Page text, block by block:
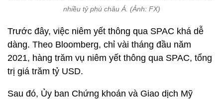
nhiều tỷ phú châu Á. (Ảnh: FX)
Trước đây, việc niêm yết thông qua SPAC khá dễ
dàng. Theo Bloomberg, chỉ vài tháng đầu năm
2021, hàng trăm vụ niêm yết thông qua SPAC, tổng
trị giá trăm tỷ USD.
Sau đó, Ủy ban Chứng khoán và Giao dịch Mỹ